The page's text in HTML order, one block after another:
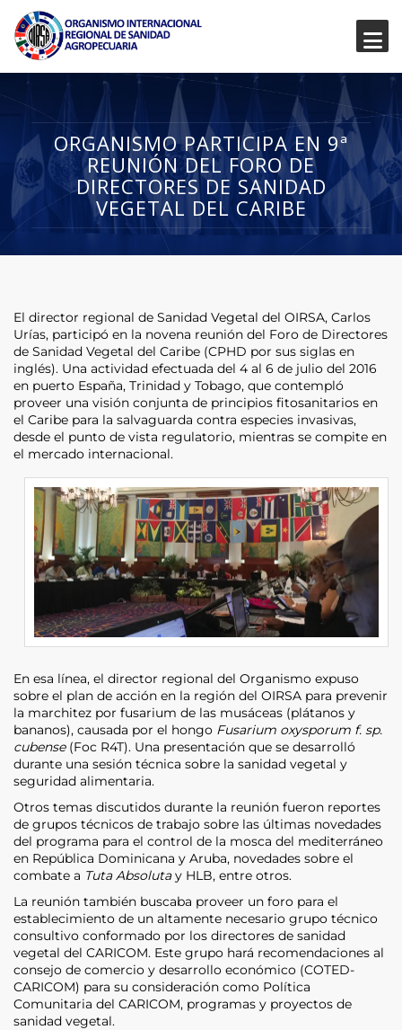
ORGANISMO PARTICIPA EN 9ª
REUNIÓN DEL FORO DE
DIRECTORES DE SANIDAD
VEGETAL DEL CARIBE
El director regional de Sanidad Vegetal del OIRSA, Carlos
Urías, participó en la novena reunión del Foro de Directores
de Sanidad Vegetal del Caribe (CPHD por sus siglas en
inglés). Una actividad efectuada del 4 al 6 de julio del 2016
en puerto España, Trinidad y Tobago, que contempló
proveer una visión conjunta de principios fitosanitarios en
el Caribe para la salvaguarda contra especies invasivas,
desde el punto de vista regulatorio, mientras se compite en
el mercado internacional.
En esa línea, el director regional del Organismo expuso
sobre el plan de acción en la región del OIRSA para prevenir
la marchitez por fusarium de las musáceas (plátanos y
bananos), causada por el hongo Fusarium oxysporum f. sp.
cubense (Foc R4T). Una presentación que se desarrolló
durante una sesión técnica sobre la sanidad vegetal y
seguridad alimentaria.
Otros temas discutidos durante la reunión fueron reportes
de grupos técnicos de trabajo sobre las últimas novedades
del programa para el control de la mosca del mediterráneo
en República Dominicana y Aruba, novedades sobre el
combate a Tuta Absolutay HLB, entre otros.
La reunión también buscaba proveer un foro para el
establecimiento de un altamente necesario grupo técnico
consultivo conformado por los directores de sanidad
vegetal del CARICOM. Este grupo hará recomendaciones al
consejo de comercio y desarrollo económico (COTED-
CARICOM) para su consideración como Política
Comunitaria del CARICOM, programas y proyectos de
sanidad vegetal.